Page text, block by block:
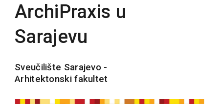
ArchiPraxis u
Sarajevu
Sveučilište Sarajevo -
Arhitektonski fakultet